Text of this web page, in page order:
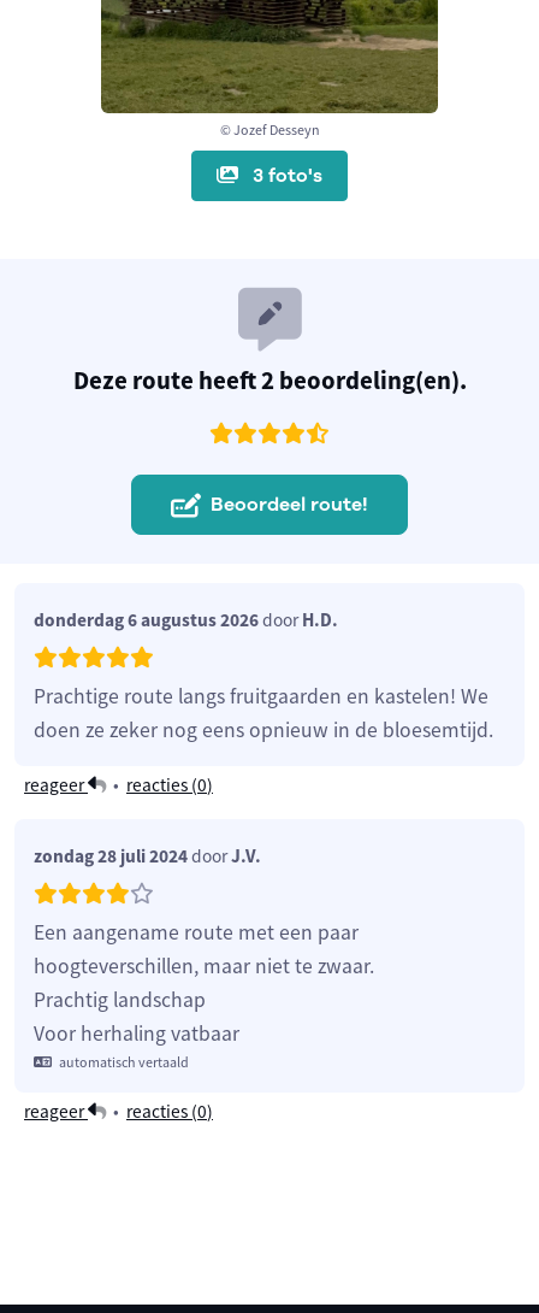
© Jozef Desseyn
3 foto's
Deze route heeft 2 beoordeling(en).
Beoordeel route!
donderdag 6 augustus 2026doorH.D.
Prachtige route langs fruitgaarden en kastelen! We
doen ze zeker nog eens opnieuw in de bloesemtijd.
reageer • reacties (0)
zondag 28 juli 2024doorJ.V.
Een aangename route met een paar
hoogteverschillen, maar niet te zwaar.
Prachtig landschap
Voor herhaling vatbaar
automatisch vertaald
reageer • reacties (0)